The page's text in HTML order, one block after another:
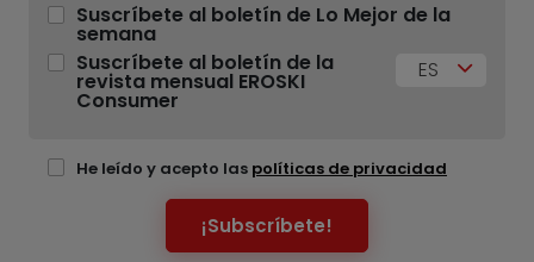
Suscríbete al boletín de Lo Mejor de la
semana
Suscríbete al boletín de la
revista mensual EROSKI
Consumer
ES
He leído y acepto las políticas de privacidad
¡Subscríbete!